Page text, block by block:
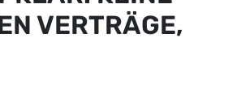
VERTRÄGE,